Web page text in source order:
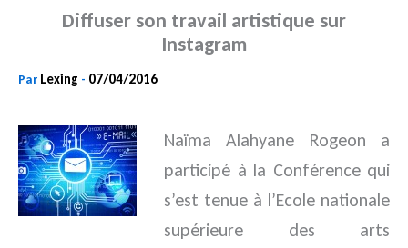
Diffuser son travail artistique sur
Instagram
Par Lexing - 07/04/2016
Naïma Alahyane Rogeon a
participé à la Conférence qui
s’est tenue à l’Ecole nationale
supérieure des arts